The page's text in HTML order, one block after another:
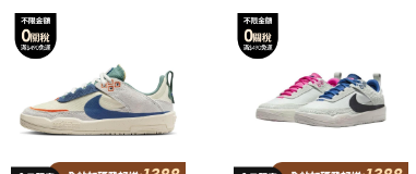
低溫宅配
及以上